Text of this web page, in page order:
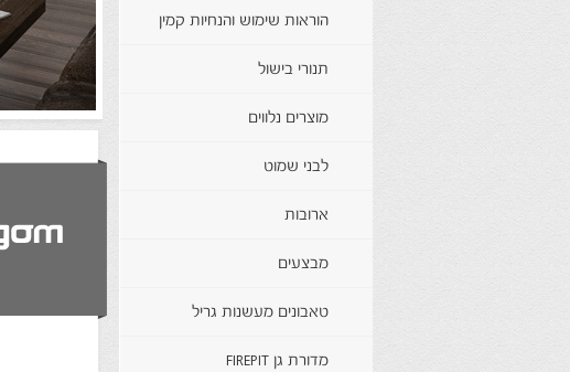
הוראות שימוש והנחיות קמין
תנורי בישול
מוצרים נלווים
לבני שמוט
ארובות
מבצעים
טאבונים מעשנות גריל
מדורת גן FIREPIT